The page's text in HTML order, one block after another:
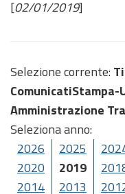
[02/01/2019]
Selezione corrente:
Amministrazione
Seleziona anno:
2026
2025
2020
2019
2014
2013